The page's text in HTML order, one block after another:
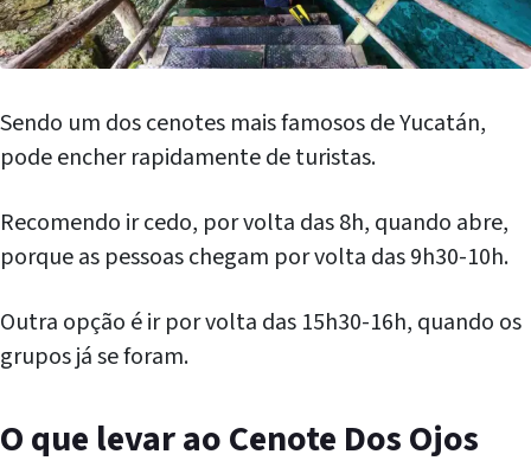
Sendo um dos cenotes mais famosos de Yucatán,
pode encher rapidamente de turistas.
Recomendo ir cedo, por volta das 8h, quando abre,
porque as pessoas chegam por volta das 9h30-10h.
Outra opção é ir por volta das 15h30-16h, quando os
grupos já se foram.
O que levar ao Cenote Dos Ojos